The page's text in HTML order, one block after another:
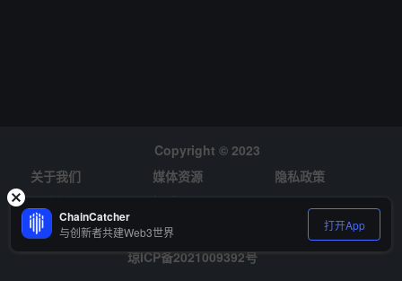
Copyright © 2023
关于我们
媒体资源
隐私政策
风险提示
招聘
琼ICP备2021009392号
ChainCatcher
与创新者共建Web3世界 打开App